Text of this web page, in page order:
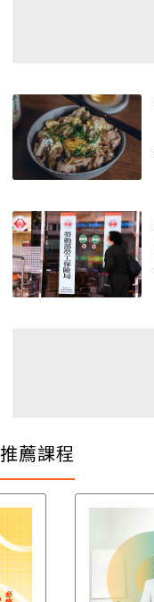
推薦課程